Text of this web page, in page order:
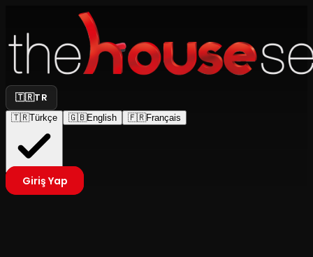
🇹🇷TR
🇹🇷Türkçe 🇬🇧English 🇫🇷Français
Giriş Yap